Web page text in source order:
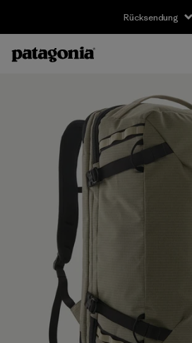
Rücksendung